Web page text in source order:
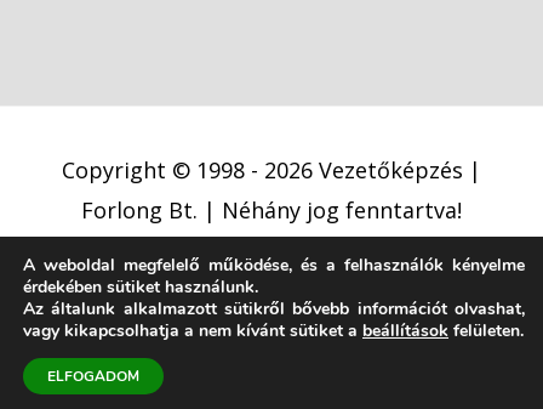
Copyright © 1998 - 2026 Vezetőképzés |
Forlong Bt. | Néhány jog fenntartva!
Adatkezelési tájékoztató
Cookie (süti) szabályzat
Jogi nyilatkozat
A weboldal megfelelő működése, és a felhasználók kényelme
érdekében sütiket használunk.
Az általunk alkalmazott sütikről bővebb információt olvashat,
vagy kikapcsolhatja a nem kívánt sütiket a beállítások felületen.
ELFOGADOM